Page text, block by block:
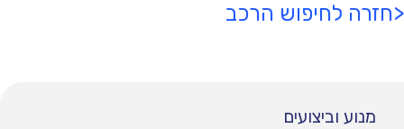
<חזרה לחיפוש הרכב
מנוע וביצועים